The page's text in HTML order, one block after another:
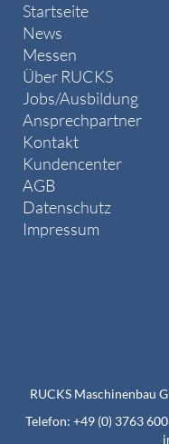
Startseite
News
Messen
Über RUCKS
Jobs/Ausbildung
Ansprechpartner
Kontakt
Kundencenter
AGB
Datenschutz
Impressum
RUCKS Maschinenbau
Telefon: +49 (0) 3763